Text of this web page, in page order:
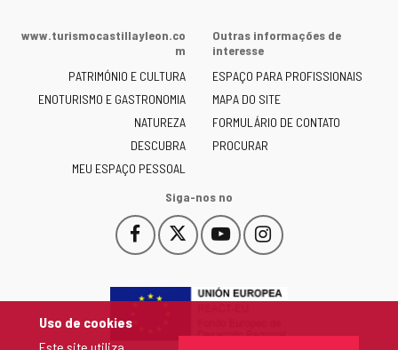
Uso de cookies
Junta
Castilla
y
León
-
www.turismocastillayleon.co
m
PATRIMÓNIO E CULTURA
ENOTURISMO E GASTRONOMIA
NATUREZA
DESCUBRA
MEU ESPAÇO PESSOAL
Outras informações de
interesse
ESPAÇO PARA PROFISSIONAIS
MAPA DO SITE
FORMULÁRIO DE CONTATO
PROCURAR
Siga-nos no
Facebook
Este
enlace
abrirá
Este
enlace
abrirá
YouTube
Este
enlace
abrirá
Instagram
Este
enlace
abrirá